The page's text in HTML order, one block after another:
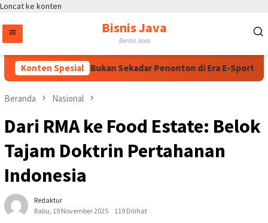
Loncat ke konten
Bisnis Java
Berita Java
Konten Spesial
Digital, Bukan Sekadar Penonton di Era E-Sports
Beranda Nasional
Dari RMA ke Food Estate: Belok
Tajam Doktrin Pertahanan
Indonesia
Redaktur
Rabu, 19 November 2025
119 Dilihat